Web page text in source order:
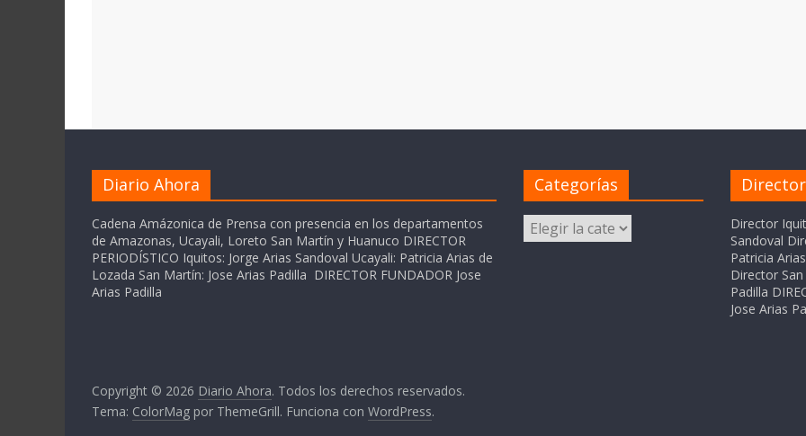
Diario Ahora
Cadena Amázonica de Prensa con presencia en los departamentos
de Amazonas, Ucayali, Loreto San Martín y Huanuco DIRECTOR
PERIODÍSTICO Iquitos: Jorge Arias Sandoval Ucayali: Patricia Arias de
Lozada San Martín: Jose Arias Padilla DIRECTOR FUNDADOR Jose
Arias Padilla
Categorías
Categorías
Director
Sandoval
Patricia
Director
Padilla
Jose Arias
Copyright © 2026 Diario Ahora. Todos los derechos reservados.
Tema: ColorMag por ThemeGrill. Funciona con WordPress.